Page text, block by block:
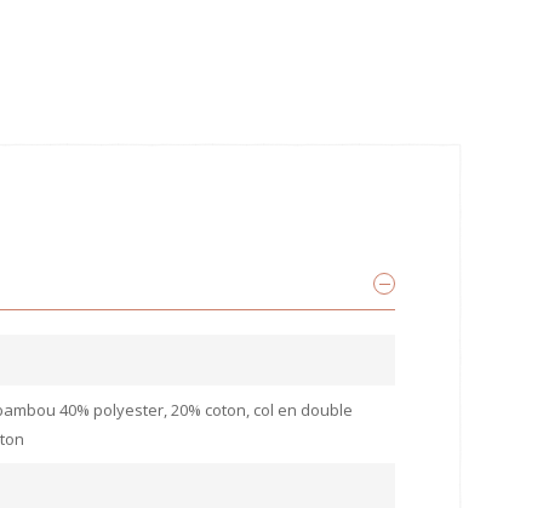
40% polyester, 20% coton, col en double